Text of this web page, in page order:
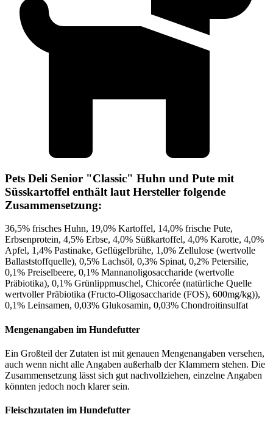
Pets Deli Senior "Classic" Huhn und Pute mit
Süsskartoffel enthält laut Hersteller folgende
Zusammensetzung:
36,5% frisches Huhn, 19,0% Kartoffel, 14,0% frische Pute,
Erbsenprotein, 4,5% Erbse, 4,0% Süßkartoffel, 4,0% Karotte, 4,0%
Apfel, 1,4% Pastinake, Geflügelbrühe, 1,0% Zellulose (wertvolle
Ballaststoffquelle), 0,5% Lachsöl, 0,3% Spinat, 0,2% Petersilie,
0,1% Preiselbeere, 0,1% Mannanoligosaccharide (wertvolle
Präbiotika), 0,1% Grünlippmuschel, Chicorée (natürliche Quelle
wertvoller Präbiotika (Fructo-Oligosaccharide (FOS), 600mg/kg)),
0,1% Leinsamen, 0,03% Glukosamin, 0,03% Chondroitinsulfat
Mengenangaben im Hundefutter
Ein Großteil der Zutaten ist mit genauen Mengenangaben versehen,
auch wenn nicht alle Angaben außerhalb der Klammern stehen. Die
Zusammensetzung lässt sich gut nachvollziehen, einzelne Angaben
könnten jedoch noch klarer sein.
Fleischzutaten im Hundefutter